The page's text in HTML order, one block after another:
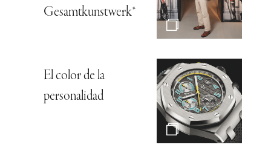
Gesamtkunstwerk*
El color de la
personalidad